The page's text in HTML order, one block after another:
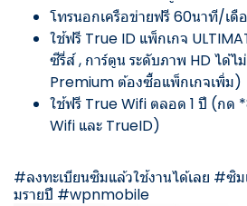
โทรนอกเครือข่ายฟรี 60นาที/เดื
ใช้ฟรี True ID แพ็กเกจ
ซีรี่ส์ , การ์ตูน ระดับภาพ HD ได้
Premium ต้องซื้อแพ็กเกจเพิ่ม)
ใช้ฟรี True Wifi ตลอด 1 ปี (กด
Wifi และ TrueID)
#ลงทะเบียนซิมแล้วใช้งานได้เลย #ซิม
มรายปี #wpnmobile